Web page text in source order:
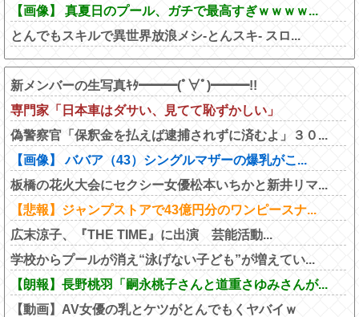
【画像】 真夏日のプール、ガチで最高すぎｗｗｗｗ...
とんでもスキルで異世界放浪メシ-とんスキ- スロ...
新メンバーの生写真ｷﾀ━━━(ﾟ∀ﾟ)━━━!!
専門家「日本車はダサい、見てて恥ずかしい」
偽警察官「保釈金を払えば逮捕されずに済むよ」３０...
【画像】 ババア（43）シングルマザーの爆乳がこ...
板橋の花火大会にセクシー女優松本いちかと新井リマ...
【悲報】ジャンプストアで43億円分のワンピースナ...
広末涼子、『THE TIME』に出演 芸能活動...
学校からプールが消え“泳げない子ども”が増えてい...
【朗報】長野桃羽「嗣永桃子さんと道重さゆみさんが...
【動画】AV女優の乳とケツがとんでもくヤバイｗ